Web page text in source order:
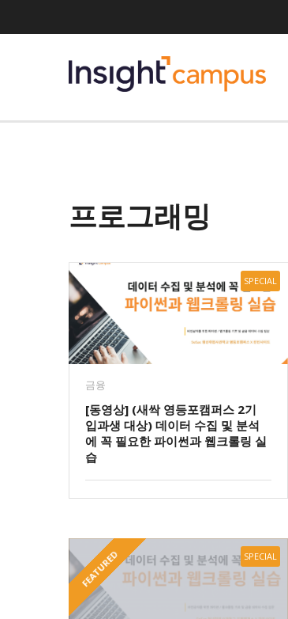
프로그래밍
SPECIAL
금융
[동영상] (새싹 영등포캠퍼스 2기
입과생 대상) 데이터 수집 및 분석
에 꼭 필요한 파이썬과 웹크롤링 실
습
FEATURED SPECIAL